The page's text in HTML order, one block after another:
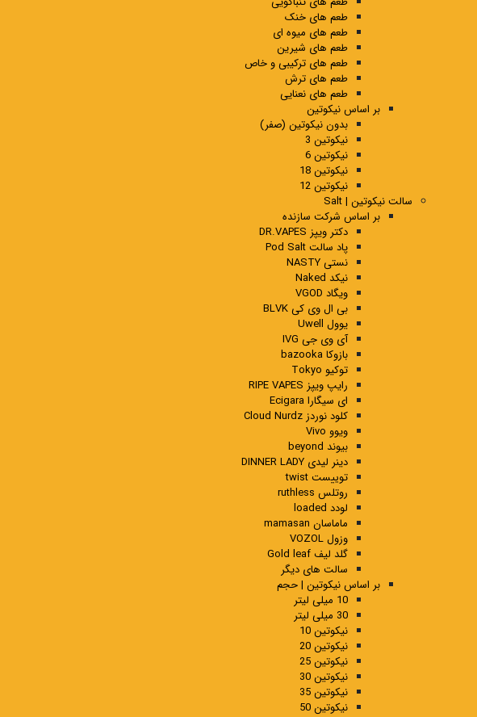
طعم های خنک
طعم های میوه ای
طعم های شیرین
طعم های ترکیبی و خاص
طعم های ترش
طعم های نعنایی
بر اساس نیکوتین
بدون نیکوتین (صفر)
نیکوتین 3
نیکوتین 6
نیکوتین 18
نیکوتین 12
سالت نیکوتین | Salt
بر اساس شرکت سازنده
دکتر ویپز DR.VAPES
پاد سالت Pod Salt
نستی NASTY
نیکد Naked
ویگاد VGOD
بی ال وی کی BLVK
یوول Uwell
آی وی جی IVG
بازوکا bazooka
توکیو Tokyo
رایپ ویپز RIPE VAPES
ای سیگارا Ecigara
کلود نوردز Cloud Nurdz
ویوو Vivo
بیوند beyond
دینر لیدی DINNER LADY
توییست twist
روتلس ruthless
لودد loaded
ماماسان mamasan
وزول VOZOL
گلد لیف Gold leaf
سالت های دیگر
بر اساس نیکوتین | حجم
10 میلی لیتر
30 میلی لیتر
نیکوتین 10
نیکوتین 20
نیکوتین 25
نیکوتین 30
نیکوتین 35
نیکوتین 50